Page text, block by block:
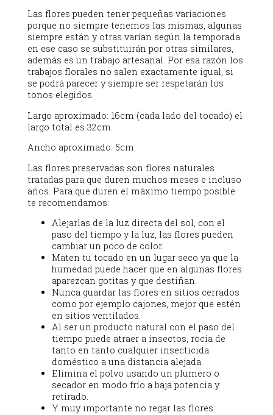
Las flores pueden tener pequeñas variaciones
porque no siempre tenemos las mismas, algunas
siempre están y otras varían según la temporada
en ese caso se substituirán por otras similares,
además es un trabajo artesanal. Por esa razón los
trabajos florales no salen exactamente igual, si
se podrá parecer y siempre ser respetarán los
tonos elegidos.
Largo aproximado: 16cm (cada lado del tocado) el
largo total es 32cm.
Ancho aproximado: 5cm.
Las flores preservadas son flores naturales
tratadas para que duren muchos meses e incluso
años. Para que duren el máximo tiempo posible
te recomendamos:
Alejarlas de la luz directa del sol, con el
paso del tiempo y la luz, las flores pueden
cambiar un poco de color.
Maten tu tocado en un lugar seco ya que la
humedad puede hacer que en algunas flores
aparezcan gotitas y que destiñan.
Nunca guardar las flores en sitios cerrados
como por ejemplo cajones, mejor que estén
en sitios ventilados.
Al ser un producto natural con el paso del
tiempo puede atraer a insectos, rocía de
tanto en tanto cualquier insecticida
doméstico a una distancia alejada.
Elimina el polvo usando un plumero o
secador en modo frío a baja potencia y
retirado.
Y muy importante no regar las flores.